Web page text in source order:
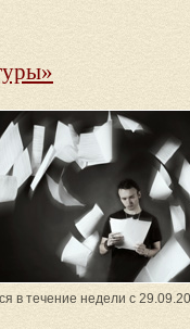
в течение недели с